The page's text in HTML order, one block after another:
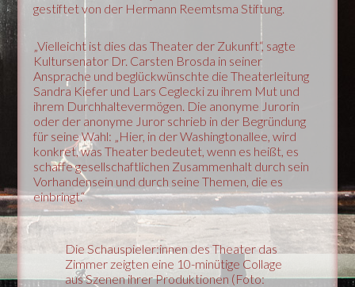
gestiftet von der Hermann Reemtsma Stiftung.
„Vielleicht ist dies das Theater der Zukunft“, sagte
Kultursenator Dr. Carsten Brosda in seiner
Ansprache und beglückwünschte die Theaterleitung
Sandra Kiefer und Lars Ceglecki zu ihrem Mut und
ihrem Durchhaltevermögen. Die anonyme Jurorin
oder der anonyme Juror schrieb in der Begründung
für seine Wahl: „Hier, in der Washingtonallee, wird
konkret, was Theater bedeutet, wenn es heißt, es
schaffe gesellschaftlichen Zusammenhalt durch sein
Vorhandensein und durch seine Themen, die es
einbringt.“
Die Schauspieler:innen des Theater das
Zimmer zeigten eine 10-minütige Collage
aus Szenen ihrer Produktionen (Foto: